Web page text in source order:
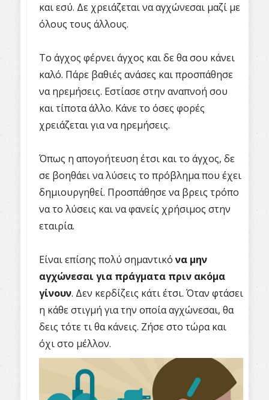
και εσύ. Δε χρειάζεται να αγχώνεσαι μαζί με
όλους τους άλλους.
Το άγχος φέρνει άγχος και δε θα σου κάνει
καλό. Πάρε βαθιές ανάσες και προσπάθησε
να ηρεμήσεις. Εστίασε στην αναπνοή σου
και τίποτα άλλο. Κάνε το όσες φορές
χρειάζεται για να ηρεμήσεις.
Όπως η απογοήτευση έτσι και το άγχος, δε
σε βοηθάει να λύσεις το πρόβλημα που έχει
δημιουργηθεί. Προσπάθησε να βρεις τρόπο
να το λύσεις και να φανείς χρήσιμος στην
εταιρία.
Είναι επίσης πολύ σημαντικόνα μην
αγχώνεσαι για πράγματα πριν ακόμα
γίνουν. Δεν κερδίζεις κάτι έτσι. Όταν φτάσει
η κάθε στιγμή για την οποία αγχώνεσαι, θα
δεις τότε τι θα κάνεις. Ζήσε στο τώρα και
όχι στο μέλλον.